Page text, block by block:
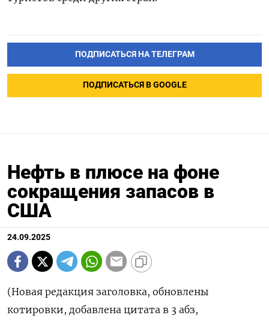
ПОДПИСАТЬСЯ НА ТЕЛЕГРАМ
ПОДПИСАТЬСЯ В GOOGLE
Нефть в плюсе на фоне
сокращения запасов в
США
24.09.2025
(Новая редакция заголовка, обновлены
котировки, добавлена цитата в 3 абз,